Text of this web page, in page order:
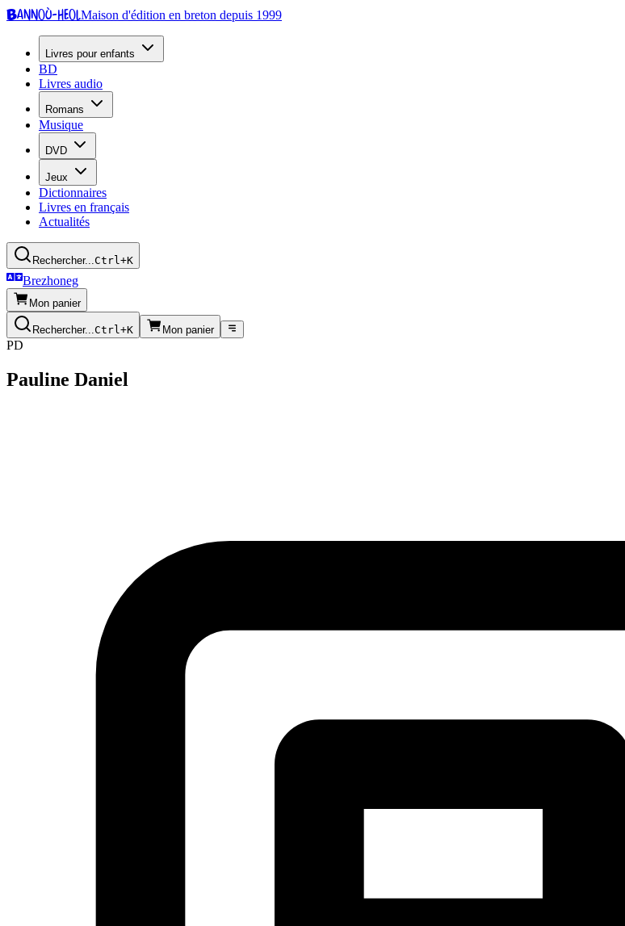
Bannoù-heolMaison d'édition en breton depuis 1999
Livres pour enfants
BD
Livres audio
Romans
Musique
DVD
Jeux
Dictionnaires
Livres en français
Actualités
Rechercher...Ctrl+K
Brezhoneg
Mon panier
Rechercher...Ctrl+K Mon panier
PD
Pauline Daniel